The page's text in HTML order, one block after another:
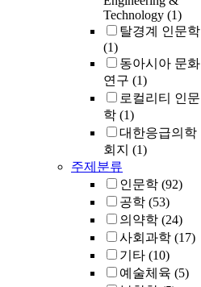
Technology (1)
탈경계 인문학
(1)
동아시아 문화
연구 (1)
로컬리티 인문
학 (1)
대한응급의학
회지 (1)
주제분류
인문학 (92)
공학 (53)
의약학 (24)
사회과학 (17)
기타 (10)
예술체육 (5)